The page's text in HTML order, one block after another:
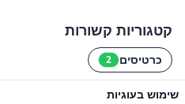
קטגוריות קשורות
כרטיסים 2
שימוש בעוגיות